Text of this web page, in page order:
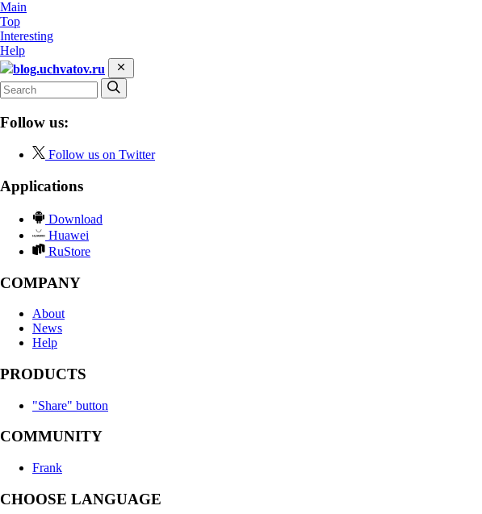
Main
Top
Interesting
Help
blog.uchvatov.ru
Follow us:
Follow us on Twitter
Applications
Download
Huawei
RuStore
COMPANY
About
News
Help
PRODUCTS
"Share" button
COMMUNITY
Frank
CHOOSE LANGUAGE